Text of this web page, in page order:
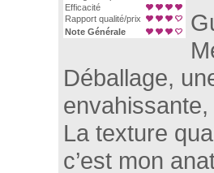
Efficacité
Rapport qualité/prix
Note Générale
Déballage,
envahissante,
La texture
c’est mon